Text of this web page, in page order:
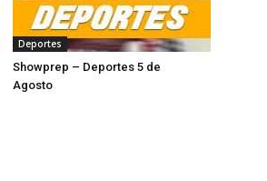
Deportes
Showprep – Deportes 5 de
Agosto